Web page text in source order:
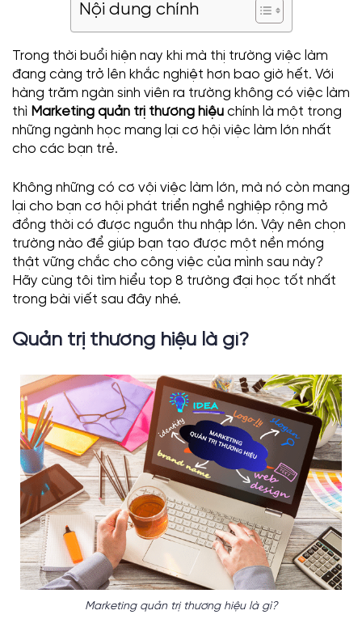
Nội dung chính
Trong thời buổi hiện nay khi mà thị trường việc làm
đang càng trở lên khắc nghiệt hơn bao giờ hết. Với
hàng trăm ngàn sinh viên ra trường không có việc làm
thì Marketing quản trị thương hiệu chính là một trong
những ngành học mang lại cơ hội việc làm lớn nhất
cho các bạn trẻ.
Không những có cơ vội việc làm lớn, mà nó còn mang
lại cho bạn cơ hội phát triển nghề nghiệp rộng mở
đồng thời có được nguồn thu nhập lớn. Vậy nên chọn
trường nào để giúp bạn tạo được một nền móng
thật vững chắc cho công việc của mình sau này?
Hãy cùng tôi tìm hiểu top 8 trường đại học tốt nhất
trong bài viết sau đây nhé.
Quản trị thương hiệu là gì?
Marketing quản trị thương hiệu là gì?